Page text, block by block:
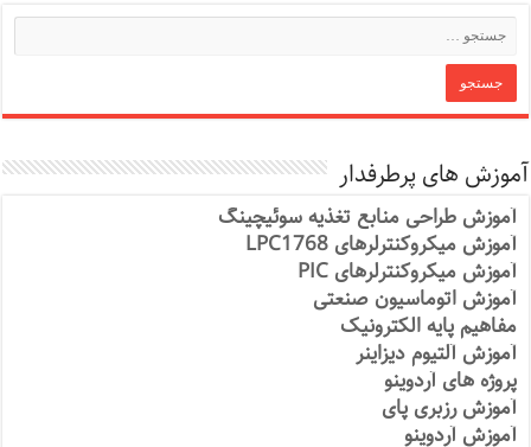
آموزش های پرطرفدار
آموزش طراحی منابع تغذیه سوئیچینگ
آموزش میکروکنترلرهای LPC1768
آموزش میکروکنترلرهای PIC
آموزش اتوماسیون صنعتی
مفاهیم پایه الکترونیک
آموزش آلتیوم دیزاینر
پروژه های آردوینو
آموزش رزبری پای
آموزش آردوینو